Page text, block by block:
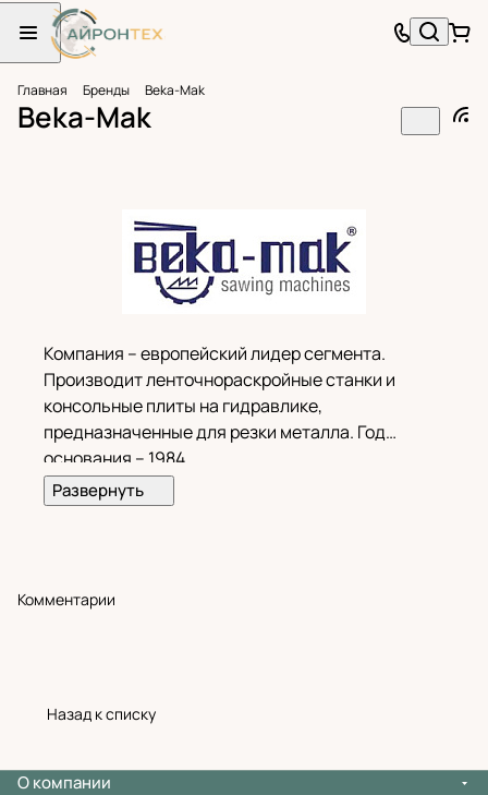
Главная Бренды Beka-Mak
Beka-Mak
Компания – европейский лидер сегмента.
Производит ленточнораскройные станки и
консольные плиты на гидравлике,
предназначенные для резки металла. Год
основания – 1984.
Комментарии
Назад к списку
О компании